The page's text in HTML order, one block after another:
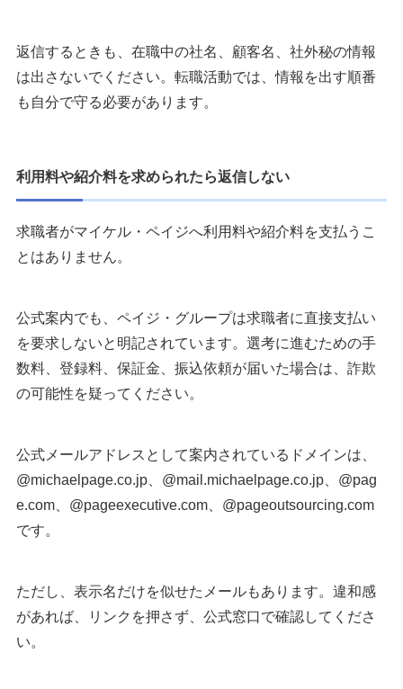
返信するときも、在職中の社名、顧客名、社外秘の情報
は出さないでください。転職活動では、情報を出す順番
も自分で守る必要があります。
利用料や紹介料を求められたら返信しない
求職者がマイケル・ペイジへ利用料や紹介料を支払うこ
とはありません。
公式案内でも、ペイジ・グループは求職者に直接支払い
を要求しないと明記されています。選考に進むための手
数料、登録料、保証金、振込依頼が届いた場合は、詐欺
の可能性を疑ってください。
公式メールアドレスとして案内されているドメインは、
@michaelpage.co.jp、@mail.michaelpage.co.jp、@pag
e.com、@pageexecutive.com、@pageoutsourcing.com
です。
ただし、表示名だけを似せたメールもあります。違和感
があれば、リンクを押さず、公式窓口で確認してくださ
い。